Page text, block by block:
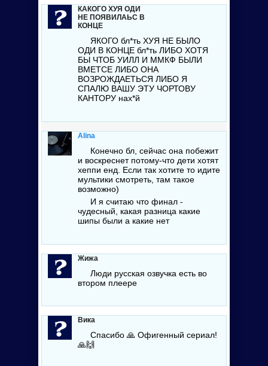
КАКОГО ХУЯ ОДИ
НЕ ПОЯВИЛАЬС В
КОНЦЕ
ЯКОГО бл*ть ХУЯ НЕ БЫЛО
ОДИ В КОНЦЕ бл*ть ЛИБО ХОТЯ
БЫ ЧТОБ УИЛЛ И ММКФ БЫЛИ
ВМЕТСЕ ЛИБО ОНА
ВОЗРОЖДАЕТЬСЯ ЛИБО Я
СПАЛЮ ВАШУ ЭТУ ЧОРТОВУ
КАНТОРУ нах*й
Alina
Конечно бл, сейчас она побежит
и воскреснет потому-что дети хотят
хеппи енд. Если так хотите то идите
мультики смотреть, там такое
возможно)
И я считаю что финал -
чудесный, какая разница какие
шипы были а какие нет
Жижа
Люди русская озвучка есть во
втором плеере
Вика
Спасибо 🙏 Офигенный сериал!
🙏🙌